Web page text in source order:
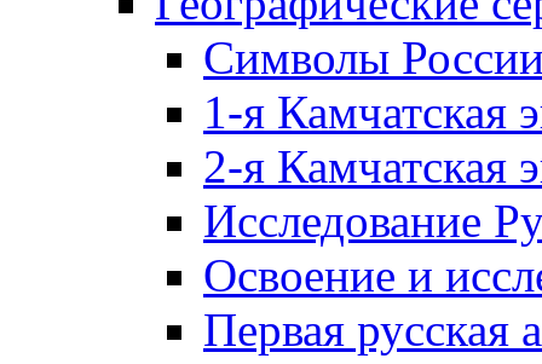
Символы
1-я Камчатская
2-я Камчатская
Исследование
Освоение и
Первая русская